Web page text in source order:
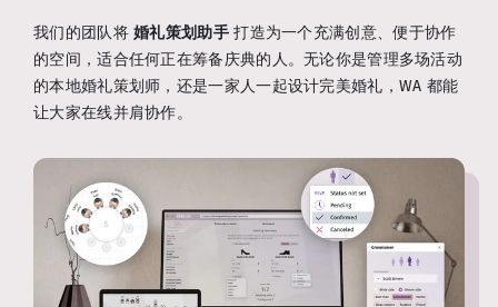
我们的团队将婚礼策划助手打造为一个充满创意、便于协作
的空间，适合任何正在筹备庆典的人。无论你是管理多场活动
的本地婚礼策划师，还是一家人一起设计完美婚礼，WA 都能
让大家在线并肩协作。